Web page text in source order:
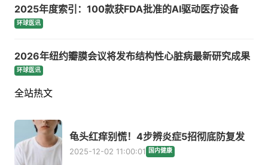
2025年度索引：100款获FDA批准的AI驱动医疗设备
环球医讯
2026年纽约瓣膜会议将发布结构性心脏病最新研究成果
环球医讯
全站热文
龟头红痒别慌！4步辨炎症5招彻底防复发
2025-12-02 11:00:01 国内健康